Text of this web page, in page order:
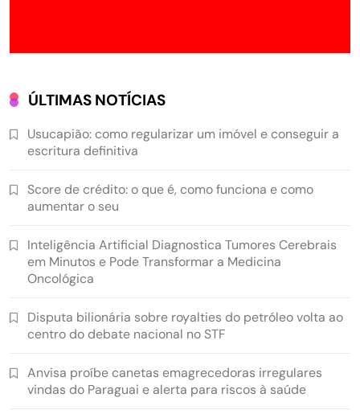
ÚLTIMAS NOTÍCIAS
Usucapião: como regularizar um imóvel e conseguir a
escritura definitiva
Score de crédito: o que é, como funciona e como
aumentar o seu
Inteligência Artificial Diagnostica Tumores Cerebrais
em Minutos e Pode Transformar a Medicina
Oncológica
Disputa bilionária sobre royalties do petróleo volta ao
centro do debate nacional no STF
Anvisa proíbe canetas emagrecedoras irregulares
vindas do Paraguai e alerta para riscos à saúde